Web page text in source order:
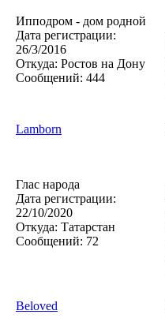
Ипподром - дом родной
Дата регистрации:
26/3/2016
Откуда: Ростов на Дону
Сообщений: 444
Lamborn
Глас народа
Дата регистрации:
22/10/2020
Откуда: Татарстан
Сообщений: 72
Beloved